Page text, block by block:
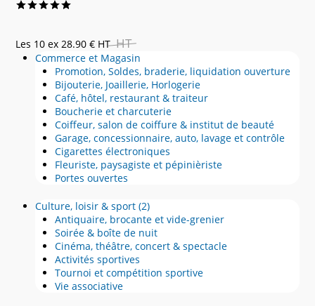
Commerce et Magasin
Promotion, Soldes, braderie, liquidation ouverture
Bijouterie, Joaillerie, Horlogerie
Café, hôtel, restaurant & traiteur
Boucherie et charcuterie
Coiffeur, salon de coiffure & institut de beauté
Garage, concessionnaire, auto, lavage et contrôle
Cigarettes électroniques
Fleuriste, paysagiste et pépinièriste
Portes ouvertes
Culture, loisir & sport(2)
Antiquaire, brocante et vide-grenier
Soirée & boîte de nuit
Cinéma, théâtre, concert & spectacle
Activités sportives
Tournoi et compétition sportive
Vie associative
Les 10 ex 28.90 € HT HT